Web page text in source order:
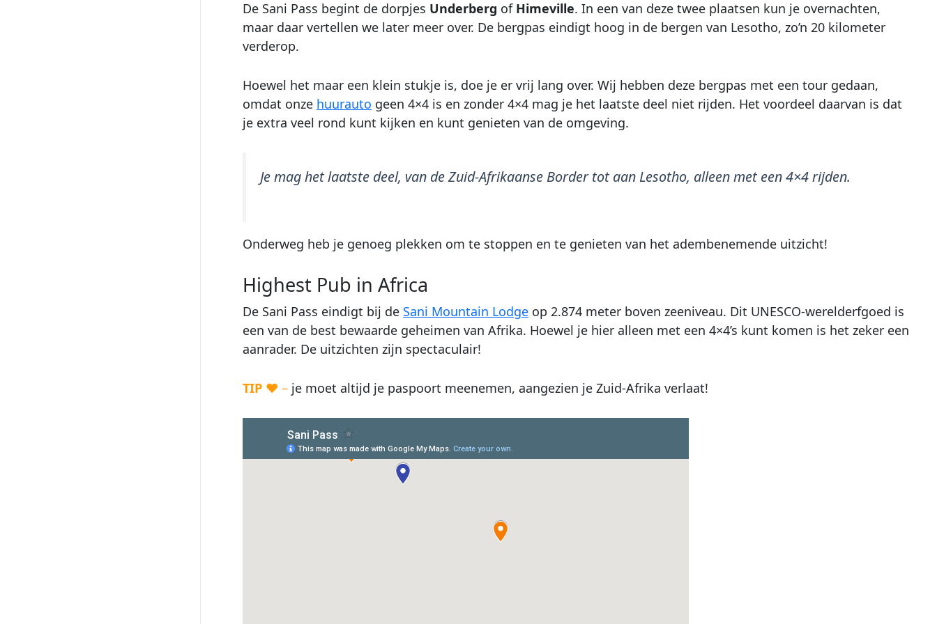
De Sani Pass begint de dorpjes Underberg of Himeville. In een van deze twee plaatsen kun je overnachten,
maar daar vertellen we later meer over. De bergpas eindigt hoog in de bergen van Lesotho, zo’n 20 kilometer
verderop.
Hoewel het maar een klein stukje is, doe je er vrij lang over. Wij hebben deze bergpas met een tour gedaan,
omdat onze huurauto geen 4×4 is en zonder 4×4 mag je het laatste deel niet rijden. Het voordeel daarvan is dat
je extra veel rond kunt kijken en kunt genieten van de omgeving.
Je mag het laatste deel, van de Zuid-Afrikaanse Border tot aan Lesotho, alleen met een 4×4 rijden.
Onderweg heb je genoeg plekken om te stoppen en te genieten van het adembenemende uitzicht!
Highest Pub in Africa
De Sani Pass eindigt bij de Sani Mountain Lodge op 2.874 meter boven zeeniveau. Dit UNESCO-werelderfgoed is
een van de best bewaarde geheimen van Afrika. Hoewel je hier alleen met een 4×4’s kunt komen is het zeker een
aanrader. De uitzichten zijn spectaculair!
TIP ♥ – je moet altijd je paspoort meenemen, aangezien je Zuid-Afrika verlaat!